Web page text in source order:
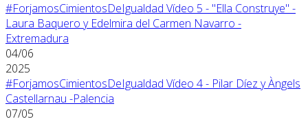
#ForjamosCimientosDeIgualdad Vídeo 5 - "Ella Construye" -
Laura Baquero y Edelmira del Carmen Navarro -
Extremadura
04/06
2025
#ForjamosCimientosDeIgualdad Vídeo 4 - Pilar Díez y Àngels
Castellarnau -Palencia
07/05